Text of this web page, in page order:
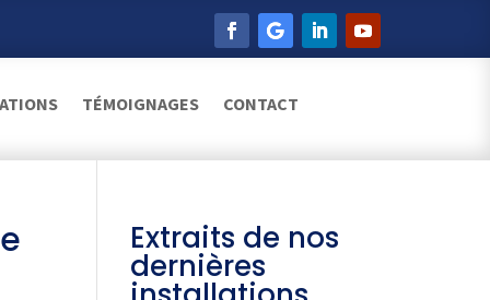
TÉMOIGNAGES CONTACT
Extraits de nos
dernières